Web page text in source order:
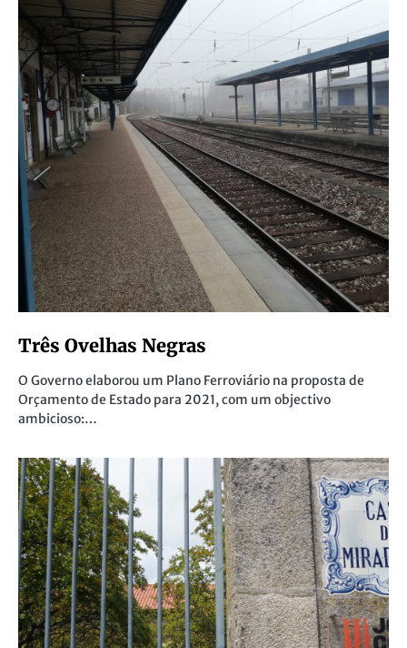
Três Ovelhas Negras
O Governo elaborou um Plano Ferroviário na proposta de
Orçamento de Estado para 2021, com um objectivo
ambicioso:…